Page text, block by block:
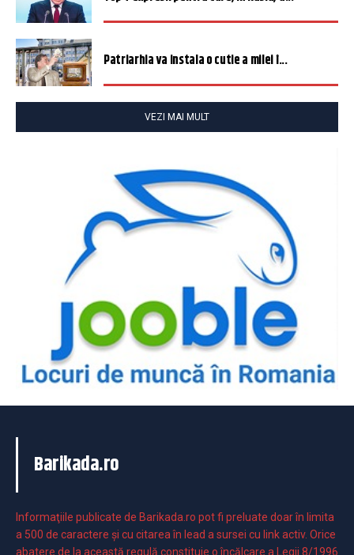
Patriarhia va instala o cutie a milei î...
VEZI MAI MULT
Barikada.ro
Informaţiile publicate de Barikada.ro pot fi preluate doar în limita
a 500 de caractere şi cu citarea în lead a sursei cu link activ. Orice
abatere de la această regulă constituie o încălcare a Legii 8/1996